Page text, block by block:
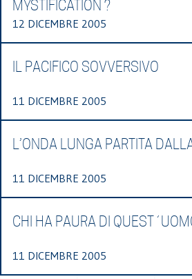
MYSTIFICATION ?
12 DICEMBRE 2005
IL PACIFICO SOVVERSIVO
11 DICEMBRE 2005
L’ONDA LUNGA PARTITA
11 DICEMBRE 2005
CHI HA PAURA DI
11 DICEMBRE 2005